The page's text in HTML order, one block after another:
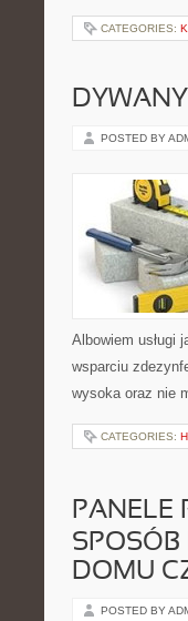
CATEGORIES:
POSTED BY
Albowiem usługi
wsparciu
wysoka oraz nie
CATEGORIES:
PANELE
DOMU
POSTED BY